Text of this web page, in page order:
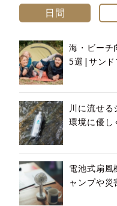
日間
海・ビーチ
5選|サンド
川に流せる
環境に優し
電池式扇風
ャンプや災